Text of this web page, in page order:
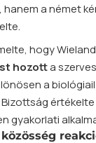
a német
hogy
hozotta
a
gyakorlati